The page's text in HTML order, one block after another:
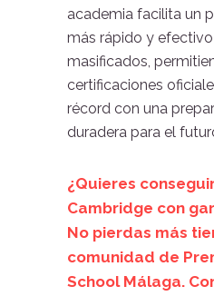
academia facilita un
más rápido y
masificados,
certificaciones
récord con una
duradera para el
¿Quieres
Cambridge con
No pierdas más
comunidad de
School Málaga.